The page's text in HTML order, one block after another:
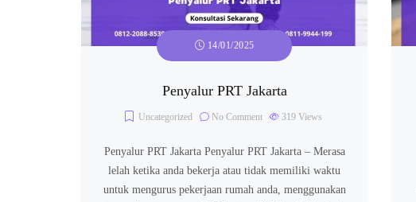
14/01/2025
Penyalur PRT Jakarta
Uncategorized No Comment 319 Views
Penyalur PRT Jakarta Penyalur PRT Jakarta – Merasa
lelah ketika anda bekerja atau tidak memiliki waktu
untuk mengurus pekerjaan rumah anda, menggunakan